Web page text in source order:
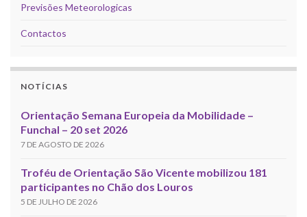
Previsões Meteorologicas
Contactos
NOTÍCIAS
Orientação Semana Europeia da Mobilidade –
Funchal – 20 set 2026
7 DE AGOSTO DE 2026
Troféu de Orientação São Vicente mobilizou 181
participantes no Chão dos Louros
5 DE JULHO DE 2026